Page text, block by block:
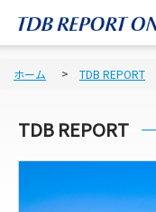
ホーム TDB REPORT
TDB REPORT